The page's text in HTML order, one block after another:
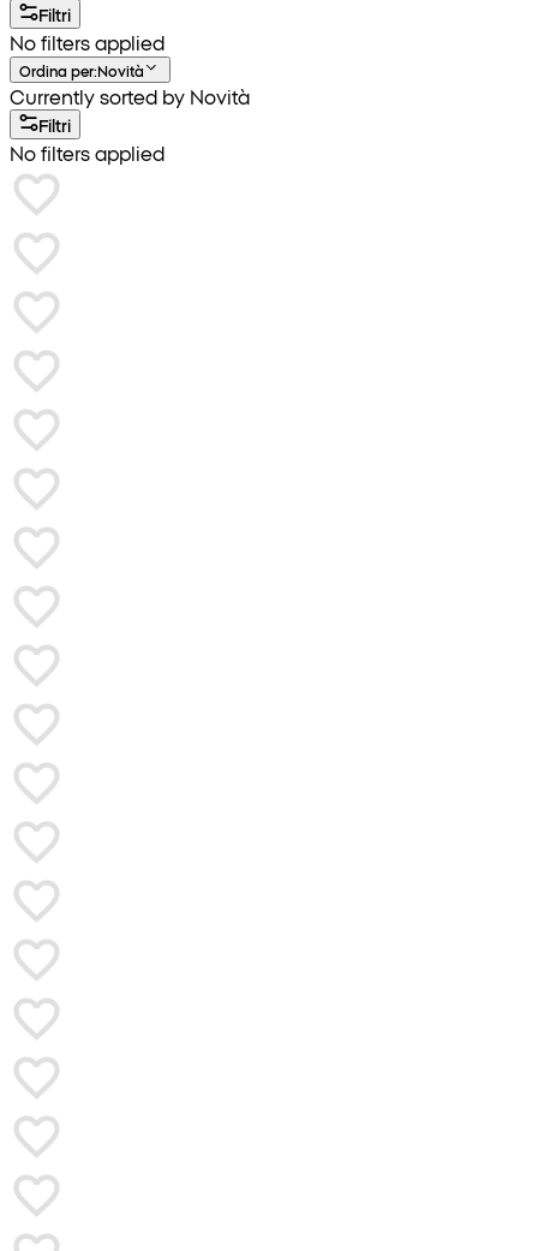
Filtri
No filters applied
Ordina per:Novità
Currently sorted by Novità
Filtri
No filters applied